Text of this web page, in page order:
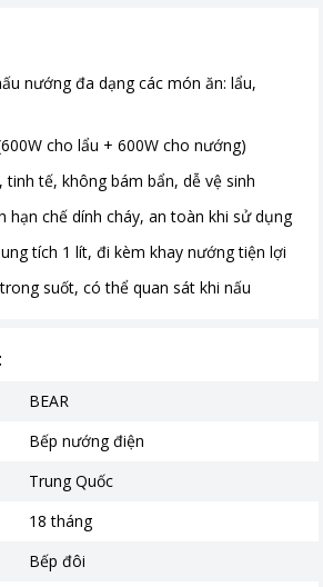
nướng đa dạng các món ăn: lẩu,
cho lẩu + 600W cho nướng)
tinh tế, không bám bẩn, dễ vệ sinh
hạn chế dính cháy, an toàn khi sử dụng
tích 1 lít, đi kèm khay nướng tiện lợi
suốt, có thể quan sát khi nấu
BEAR
Bếp nướng điện
Trung Quốc
18 tháng
Bếp đôi